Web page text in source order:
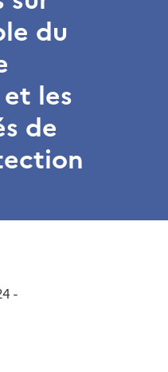
du
les
de
-